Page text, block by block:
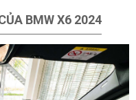
BMW X6 2024